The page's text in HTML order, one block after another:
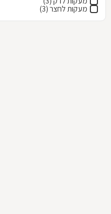
מעקות לחצר (3)